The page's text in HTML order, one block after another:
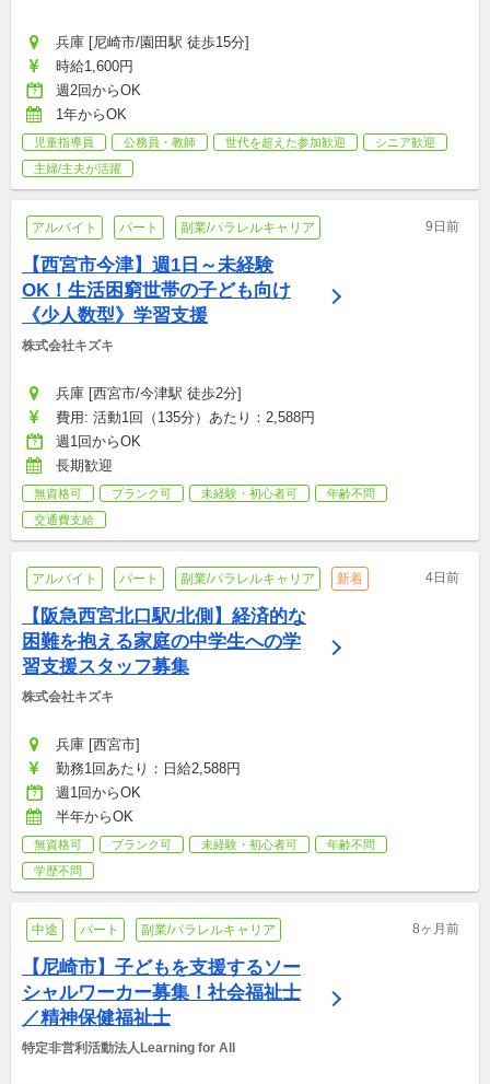
兵庫 [尼崎市/園田駅 徒歩15分]
時給1,600円
週2回からOK
1年からOK
児童指導員 公務員・教師 世代を超えた参加歓迎
シニア歓迎
主婦/主夫が活躍
アルバイト パート 副業/パラレルキャリア 9日前
【西宮市今津】週1日～未経験
OK！生活困窮世帯の子ども向け
《少人数型》学習支援
株式会社キズキ
兵庫 [西宮市/今津駅 徒歩2分]
費用: 活動1回（135分）あたり：2,588円
週1回からOK
長期歓迎
無資格可 ブランク可 未経験・初心者可
年齢不問
交通費支給
アルバイト パート 副業/パラレルキャリア 新着 4日前
【阪急西宮北口駅/北側】経済的な
困難を抱える家庭の中学生への学
習支援スタッフ募集
株式会社キズキ
兵庫 [西宮市]
勤務1回あたり：日給2,588円
週1回からOK
半年からOK
無資格可 ブランク可 未経験・初心者可
年齢不問
学歴不問
中途 パート 副業/パラレルキャリア 8ヶ月前
【尼崎市】子どもを支援するソー
シャルワーカー募集！社会福祉士
／精神保健福祉士
特定非営利活動法人Learning for All